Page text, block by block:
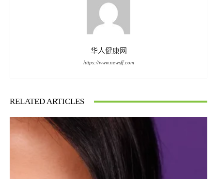
华人健康网
https://www.newsff.com
RELATED ARTICLES